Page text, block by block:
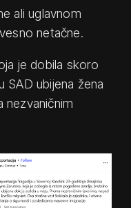
ali uglavnom
netačne.
je dobila skoro
SAD ubijena žena
nezvaničnim